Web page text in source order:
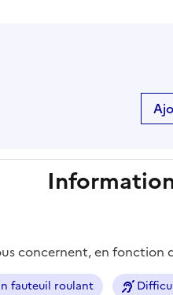
concernent, en fonction
fauteuil roulant